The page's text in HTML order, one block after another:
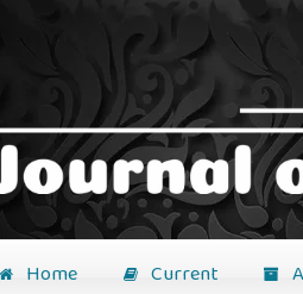
Home Current